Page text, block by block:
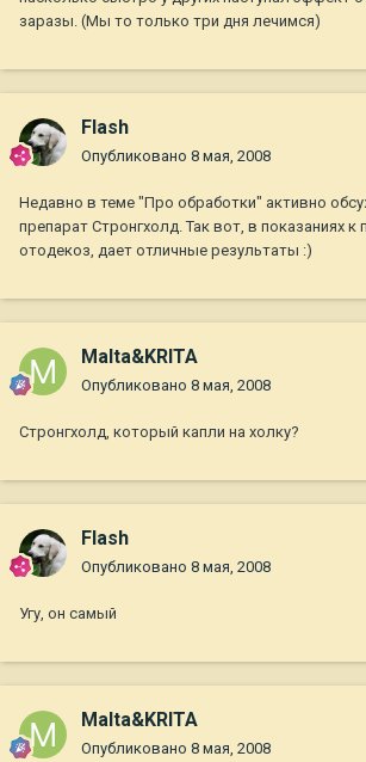
заразы. (Мы то только три дня лечимся)
Flash
Опубликовано 8 мая, 2008
Недавно в теме "Про обработки" активно
препарат Стронгхолд. Так вот, в показаниях к
отодекоз, дает отличные результаты :)
Malta&KRITA
Опубликовано 8 мая, 2008
Стронгхолд, который капли на холку?
Flash
Опубликовано 8 мая, 2008
Угу, он самый
Malta&KRITA
Опубликовано 8 мая, 2008